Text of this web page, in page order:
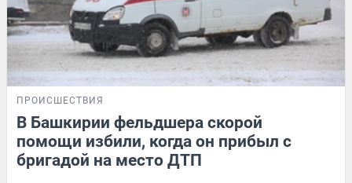
ПРОИСШЕСТВИЯ
В Башкирии фельдшера скорой
помощи избили, когда он прибыл с
бригадой на место ДТП